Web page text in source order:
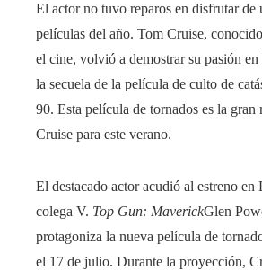
El actor no tuvo reparos en disfrutar de
películas del año. Tom Cruise,
el cine, volvió a demostrar su pasión
la secuela de la película de culto de
90. Esta película de tornados es la gran
Cruise para este verano.
El destacado actor acudió al estreno en
colega V. Top Gun: MaverickGlen
protagoniza la nueva película de
el 17 de julio. Durante la proyección,